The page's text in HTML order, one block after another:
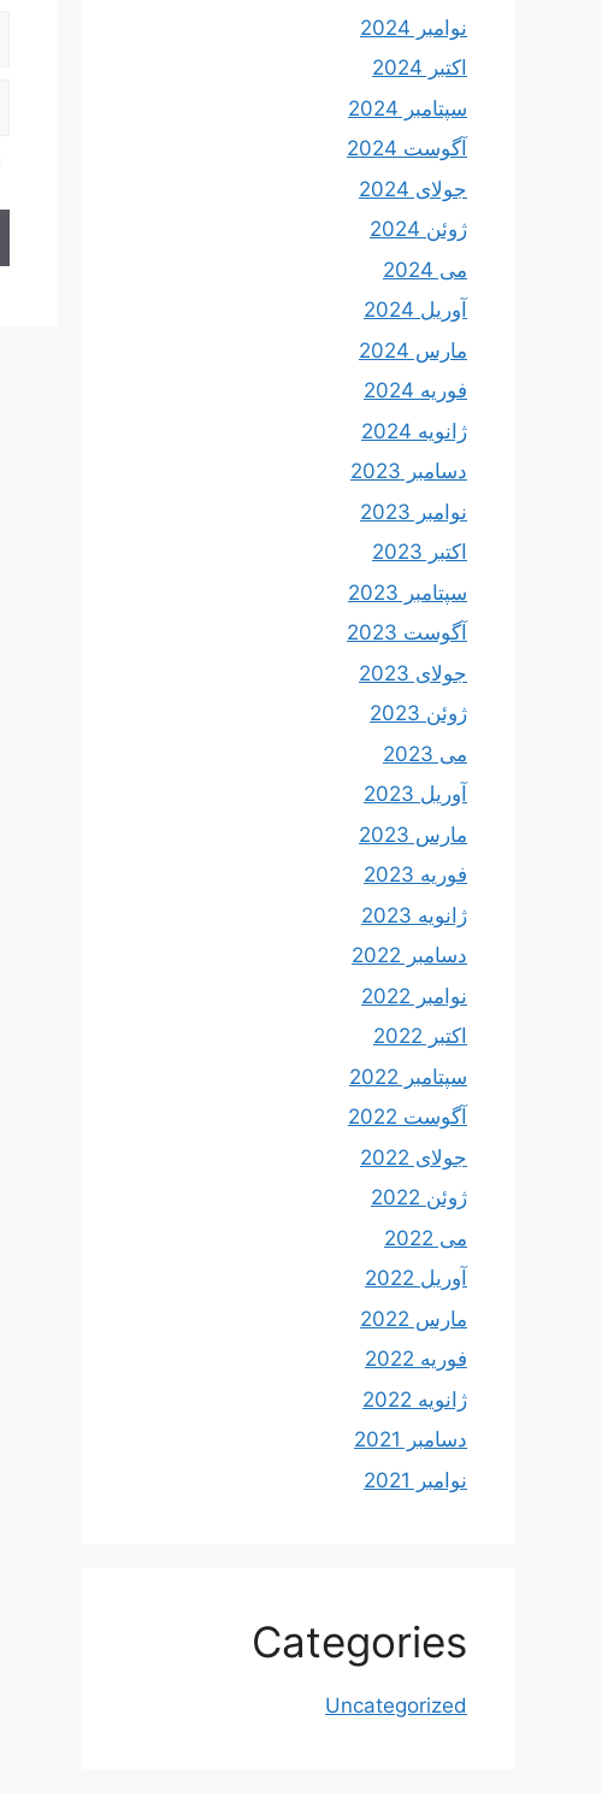
نوامبر 2024
اکتبر 2024
سپتامبر 2024
آگوست 2024
جولای 2024
ژوئن 2024
می 2024
آوریل 2024
مارس 2024
فوریه 2024
ژانویه 2024
دسامبر 2023
نوامبر 2023
اکتبر 2023
سپتامبر 2023
آگوست 2023
جولای 2023
ژوئن 2023
می 2023
آوریل 2023
مارس 2023
فوریه 2023
ژانویه 2023
دسامبر 2022
نوامبر 2022
اکتبر 2022
سپتامبر 2022
آگوست 2022
جولای 2022
ژوئن 2022
می 2022
آوریل 2022
مارس 2022
فوریه 2022
ژانویه 2022
دسامبر 2021
نوامبر 2021
Categories
Uncategorized